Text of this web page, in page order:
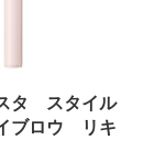
タ スタイル
ブロウ リキ